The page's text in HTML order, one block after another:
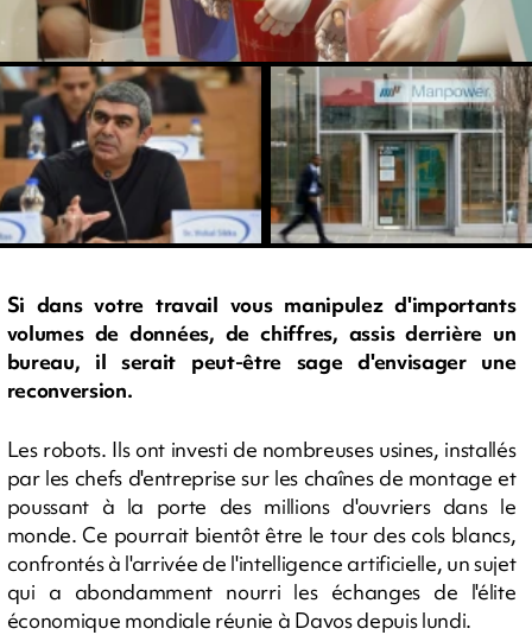
Si dans votre travail vous manipulez d'importants
volumes de données, de chiffres, assis derrière un
bureau, il serait peut-être sage d'envisager une
reconversion.
Les robots. Ils ont investi de nombreuses usines, installés
par les chefs d'entreprise sur les chaînes de montage et
poussant à la porte des millions d'ouvriers dans le
monde. Ce pourrait bientôt être le tour des cols blancs,
confrontés à l'arrivée de l'intelligence artificielle, un sujet
qui a abondamment nourri les échanges de l'élite
économique mondiale réunie à Davos depuis lundi.